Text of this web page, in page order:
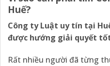
Huế?
Công ty Luật uy tín tại
được hướng giải quyết
Rất nhiều người đã từng